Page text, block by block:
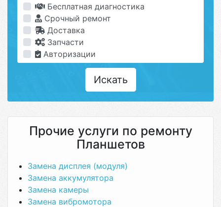
Бесплатная диагностика
Срочный ремонт
Доставка
Запчасти
Авторизации
Искать
Прочие услуги по ремонту
Планшетов
Замена дисплея (модуля)
Замена аккумулятора
Замена камеры
Замена вибромотора